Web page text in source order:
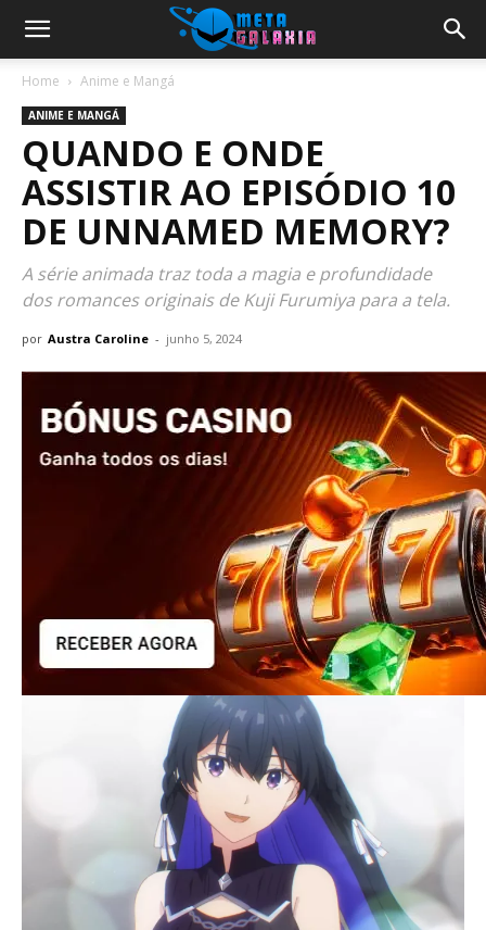
Home Anime e Mangá
ANIME E MANGÁ
QUANDO E ONDE
ASSISTIR AO EPISÓDIO 10
DE UNNAMED MEMORY?
A série animada traz toda a magia e profundidade
dos romances originais de Kuji Furumiya para a tela.
por Austra Caroline - junho 5, 2024